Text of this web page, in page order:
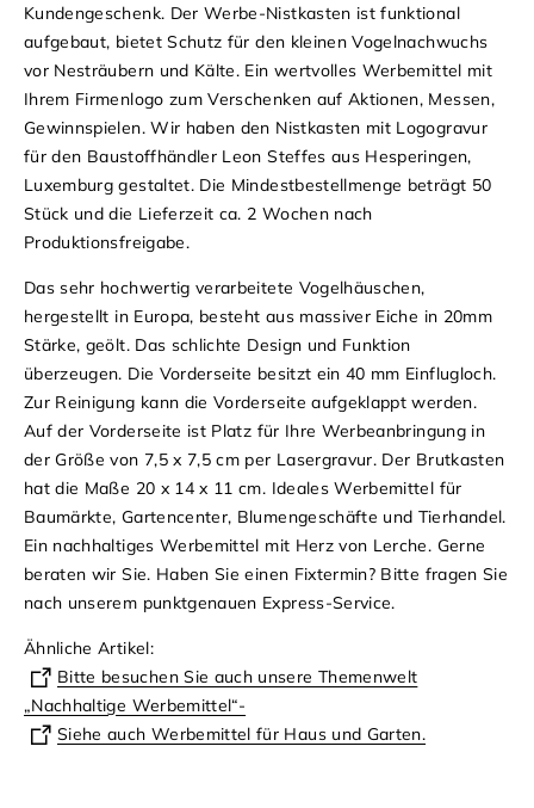
Kundengeschenk. Der Werbe-Nistkasten ist funktional
aufgebaut, bietet Schutz für den kleinen Vogelnachwuchs
vor Nesträubern und Kälte. Ein wertvolles Werbemittel mit
Ihrem Firmenlogo zum Verschenken auf Aktionen, Messen,
Gewinnspielen. Wir haben den Nistkasten mit Logogravur
für den Baustoffhändler Leon Steffes aus Hesperingen,
Luxemburg gestaltet. Die Mindestbestellmenge beträgt 50
Stück und die Lieferzeit ca. 2 Wochen nach
Produktionsfreigabe.
Das sehr hochwertig verarbeitete Vogelhäuschen,
hergestellt in Europa, besteht aus massiver Eiche in 20mm
Stärke, geölt. Das schlichte Design und Funktion
überzeugen. Die Vorderseite besitzt ein 40 mm Einflugloch.
Zur Reinigung kann die Vorderseite aufgeklappt werden.
Auf der Vorderseite ist Platz für Ihre Werbeanbringung in
der Größe von 7,5 x 7,5 cm per Lasergravur. Der Brutkasten
hat die Maße 20 x 14 x 11 cm. Ideales Werbemittel für
Baumärkte, Gartencenter, Blumengeschäfte und Tierhandel.
Ein nachhaltiges Werbemittel mit Herz von Lerche. Gerne
beraten wir Sie. Haben Sie einen Fixtermin? Bitte fragen Sie
nach unserem punktgenauen Express-Service.
Ähnliche Artikel:
Bitte besuchen Sie auch unsere Themenwelt
„Nachhaltige Werbemittel“-
Siehe auch Werbemittel für Haus und Garten.